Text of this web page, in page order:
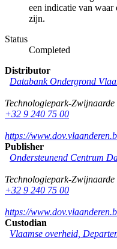
een indicatie van waar
zijn.
Status
Completed
Distributor
Databank Ondergrond
Technologiepark-Zwijnaarde
+32 9 240 75 00
https://
Publisher
Ondersteunend Centrum
Technologiepark-Zwijnaarde
+32 9 240 75 00
https://
Custodian
Vlaamse overheid,